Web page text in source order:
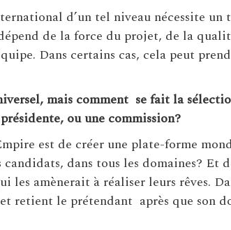
d’un tel niveau nécessite un
de la force du projet, de la
Dans certains cas, cela peut
mais comment se fait la
ou une commission?
est de créer une plate-forme
dans tous les domaines? Et
les amènerait à réaliser leurs rêves.
retient le prétendant après que son